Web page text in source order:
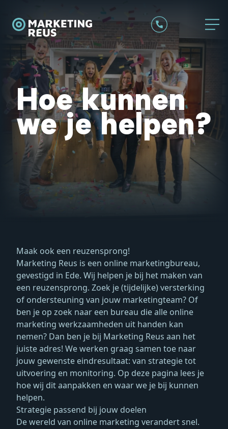
Hoe kunnen
we je helpen?
Maak ook een reuzensprong!
Marketing Reus is een online marketingbureau,
gevestigd in Ede. Wij helpen je bij het maken van
een reuzensprong. Zoek je (tijdelijke) versterking
of ondersteuning van jouw marketingteam? Of
ben je op zoek naar een bureau die alle online
marketing werkzaamheden uit handen kan
nemen? Dan ben je bij Marketing Reus aan het
juiste adres! We werken graag samen toe naar
jouw gewenste eindresultaat: van strategie tot
uitvoering en monitoring. Op deze pagina lees je
hoe wij dit aanpakken en waar we je bij kunnen
helpen.
Strategie passend bij jouw doelen
De wereld van online marketing verandert snel.